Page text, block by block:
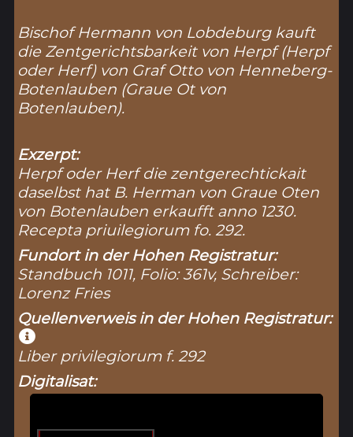
Bischof Hermann von Lobdeburg kauft
die Zentgerichtsbarkeit von Herpf (Herpf
oder Herf) von Graf Otto von Henneberg-
Botenlauben (Graue Ot von
Botenlauben).
Exzerpt:
Herpf oder Herf die zentgerechtickait
daselbst hat B. Herman von Graue Oten
von Botenlauben erkaufft anno 1230.
Recepta priuilegiorum fo. 292.
Fundort in der Hohen Registratur:
Standbuch 1011, Folio: 361v, Schreiber:
Lorenz Fries
Quellenverweis in der Hohen Registratur:
Liber privilegiorum f. 292
Digitalisat: